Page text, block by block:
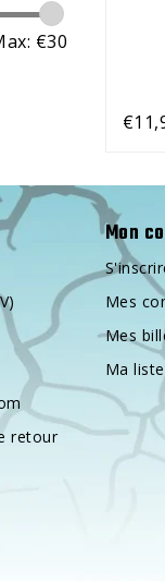
€30
retour
Mon
Mes
Mes
Ma